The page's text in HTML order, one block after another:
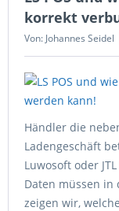
korrekt
Von: Johannes Seidel
Händler die
Ladengeschäft
Luwosoft oder
Daten müssen
zeigen wir,